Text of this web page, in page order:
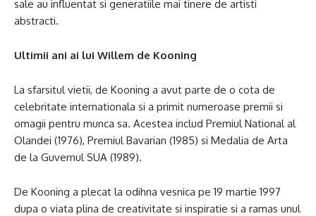
sale au influentat si generatiile mai tinere de artisti
abstracti.
Ultimii ani ai lui Willem de Kooning
La sfarsitul vietii, de Kooning a avut parte de o cota de
celebritate internationala si a primit numeroase premii si
omagii pentru munca sa. Acestea includ Premiul National al
Olandei (1976), Premiul Bavarian (1985) si Medalia de Arta
de la Guvernul SUA (1989).
De Kooning a plecat la odihna vesnica pe 19 martie 1997
dupa o viata plina de creativitate si inspiratie si a ramas unul